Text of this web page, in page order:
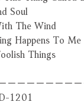
Soul
The Wind
Happens To Me
Things
－－－－－－－
1201